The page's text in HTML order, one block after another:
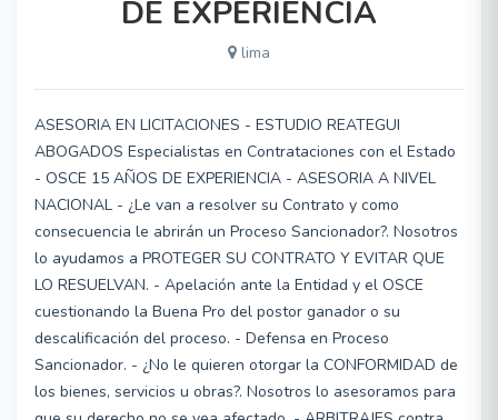
DE EXPERIENCIA
lima
ASESORIA EN LICITACIONES - ESTUDIO REATEGUI
ABOGADOS Especialistas en Contrataciones con el Estado
- OSCE 15 AÑOS DE EXPERIENCIA - ASESORIA A NIVEL
NACIONAL - ¿Le van a resolver su Contrato y como
consecuencia le abrirán un Proceso Sancionador?. Nosotros
lo ayudamos a PROTEGER SU CONTRATO Y EVITAR QUE
LO RESUELVAN. - Apelación ante la Entidad y el OSCE
cuestionando la Buena Pro del postor ganador o su
descalificación del proceso. - Defensa en Proceso
Sancionador. - ¿No le quieren otorgar la CONFORMIDAD de
los bienes, servicios u obras?. Nosotros lo asesoramos para